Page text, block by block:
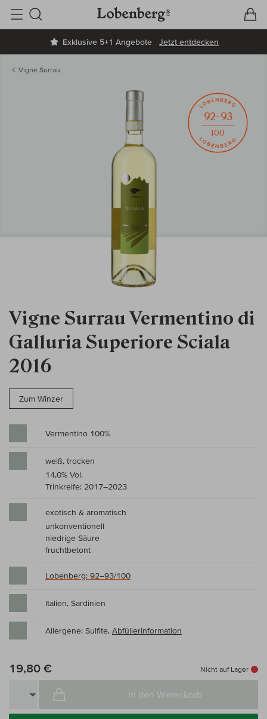
Exklusive 5+1 Angebote Jetzt entdecken
Suche
Vigne Surrau
Vigne Surrau Vermentino di
Galluria Superiore Sciala
2016
Zum Winzer
92–93
100
Vermentino 100%
weiß, trocken
14,0% Vol.
Trinkreife: 2017–2023
exotisch & aromatisch
unkonventionell
niedrige Säure
fruchtbetont
Lobenberg: 92–93/100
Italien, Sardinien
Allergene: Sulfite, Abfüllerinformation
19,80 € Nicht auf Lager
In den Warenkorb